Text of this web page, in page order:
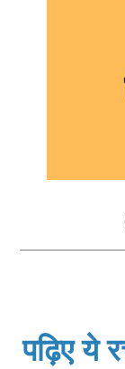
पढ़िए ये